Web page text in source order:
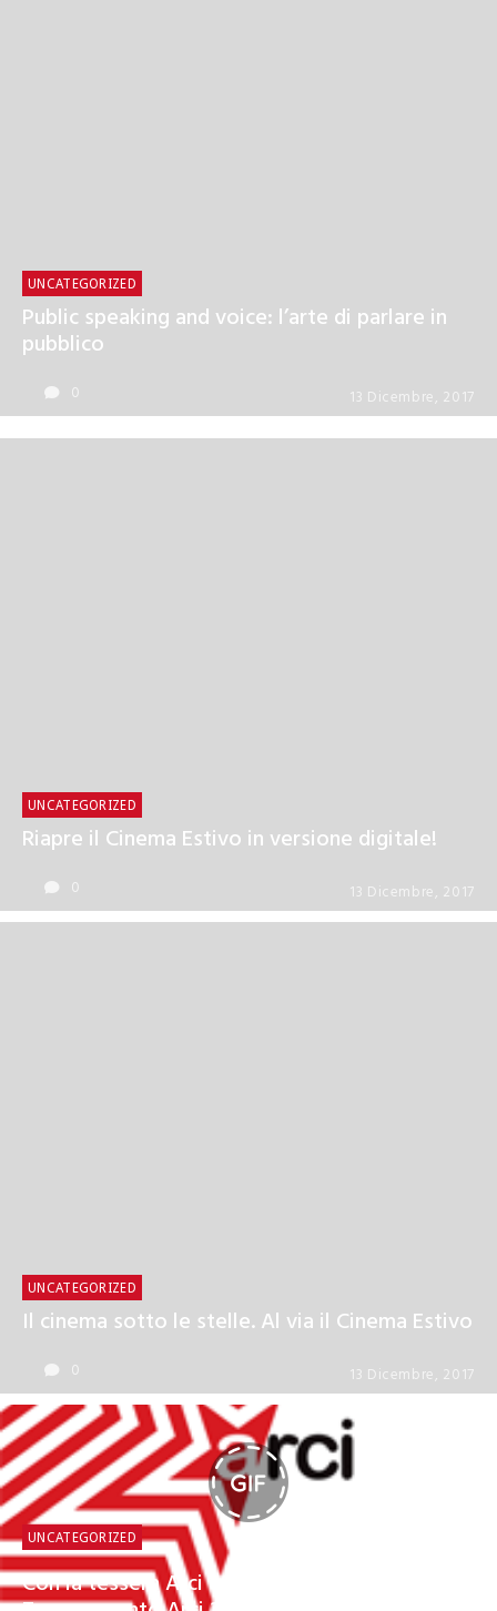
UNCATEGORIZED
Public speaking and voice: l’arte di parlare in
pubblico
0 13 Dicembre, 2017
Archivio newsletter
13 Dicembre, 2017
UNCATEGORIZED
Riapre il Cinema Estivo in versione digitale!
0 13 Dicembre, 2017
UNCATEGORIZED
Il cinema sotto le stelle. Al via il Cinema Estivo
0 13 Dicembre, 2017
UNCATEGORIZED
Con la tessera Arci 61UNODINOI.